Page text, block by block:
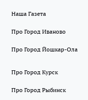
Наша Газета
Про Город Иваново
Про Город Йошкар-Ола
Про Город Курск
Про Город Рыбинск